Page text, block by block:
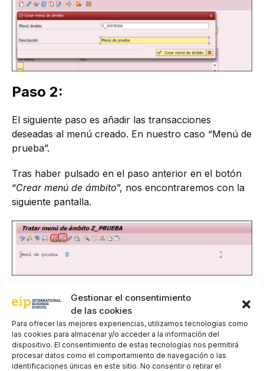
Gestionar el consentimiento
de las cookies
Para ofrecer las mejores experiencias, utilizamos tecnologías como
las cookies para almacenar y/o acceder a la información del
dispositivo. El consentimiento de estas tecnologías nos permitirá
procesar datos como el comportamiento de navegación o las
identificaciones únicas en este sitio. No consentir o retirar el
Paso 2:
El siguiente paso es añadir las transacciones
deseadas al menú creado. En nuestro caso “Menú de
prueba”.
Tras haber pulsado en el paso anterior en el botón
“Crear menú de ámbito”, nos encontraremos con la
siguiente pantalla.
Para poder añadir las transacciones deseadas, es
necesario posicionarse sobre el texto que aparece
en la pantalla “Menú de prueba” y pulsar en el botón
“Insertar entrada en un nivel inferior” o “Insertar
entrada en un nivel superior”,dependiendo de la
necesidad.